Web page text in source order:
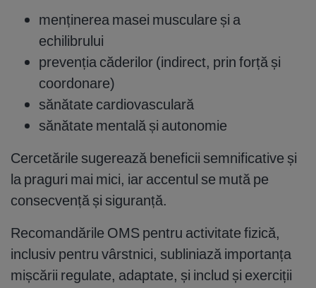
menținerea masei musculare și a
echilibrului
prevenția căderilor (indirect, prin forță și
coordonare)
sănătate cardiovasculară
sănătate mentală și autonomie
Cercetările sugerează beneficii semnificative și
la praguri mai mici, iar accentul se mută pe
consecvență și siguranță.
Recomandările OMS pentru activitate fizică,
inclusiv pentru vârstnici, subliniază importanța
mișcării regulate, adaptate, și includ și exerciții